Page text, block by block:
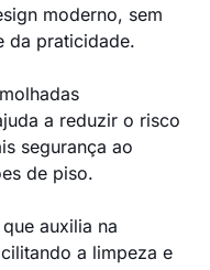
moderno, sem
da praticidade.
a reduzir o risco
segurança ao
de piso.
auxilia na
a limpeza e